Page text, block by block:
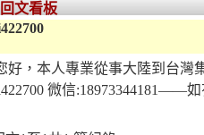
回文看板
好，本人專業從事大陸到台灣
微信:18973344181——